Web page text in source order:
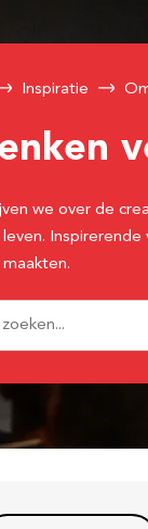
Inspiratie
we over de